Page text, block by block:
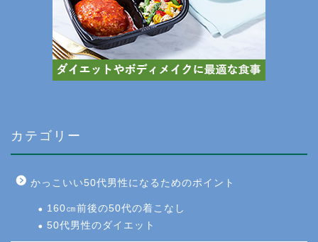
カテゴリー
かっこいい50代男性になるためのポイント
160㎝前後の50代の着こなし
50代男性のダイエット